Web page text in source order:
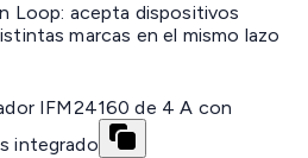
Loop: acepta dispositivos
marcas en el mismo lazo
IFM24160 de 4 A con
integrado